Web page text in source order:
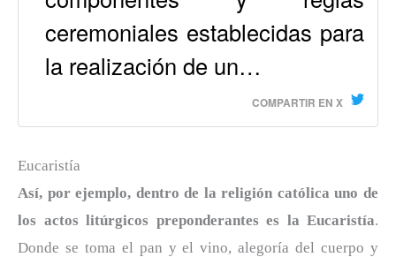
ceremoniales establecidas para
la realización de un…
COMPARTIR EN X
Eucaristía
Así, por ejemplo, dentro de la religión católica uno de
los actos litúrgicos preponderantes es la Eucaristía.
Donde se toma el pan y el vino, alegoría del cuerpo y